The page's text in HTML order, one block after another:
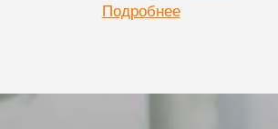
Подробнее